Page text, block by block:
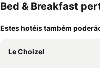
Bed & Breakfast
Estes hotéis também
Le Choizel